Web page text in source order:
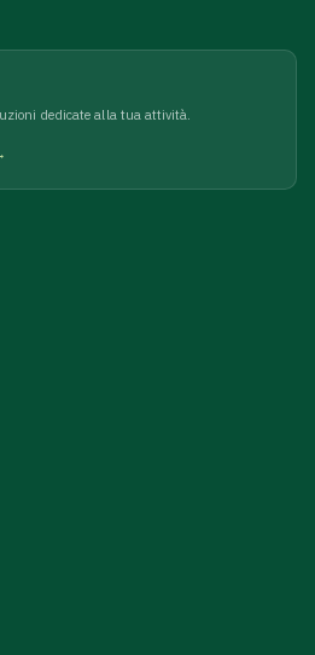
dedicate alla tua attività.